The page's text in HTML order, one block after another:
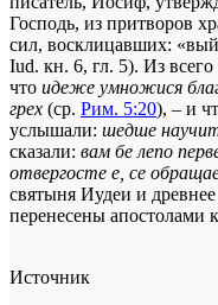
Господь, из притворов
сил, восклицавших:
Iud. кн. 6, гл. 5). Из всего
что идеже умножися
грех (ср. Рим. 5:20), – и
услышали: шедше
сказали: вам бе лепо
отвергосте е, се
святыня Иудеи и
перенесены апостолами
Источник